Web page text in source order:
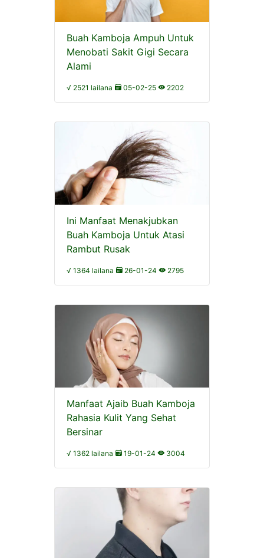
Buah Kamboja Ampuh Untuk
Menobati Sakit Gigi Secara
Alami
√ 2521 lailana 05-02-25 2202
Ini Manfaat Menakjubkan
Buah Kamboja Untuk Atasi
Rambut Rusak
√ 1364 lailana 26-01-24 2795
Manfaat Ajaib Buah Kamboja
Rahasia Kulit Yang Sehat
Bersinar
√ 1362 lailana 19-01-24 3004